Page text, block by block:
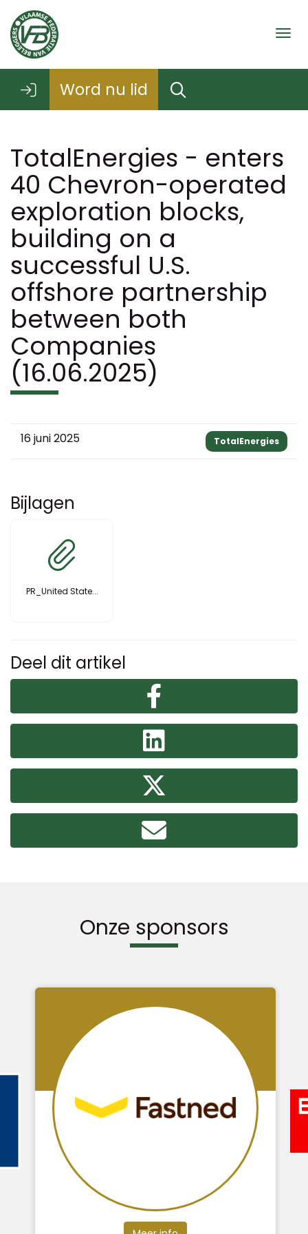
Word nu lid
TotalEnergies - enters
40 Chevron-operated
exploration blocks,
building on a
successful U.S.
offshore partnership
between both
Companies
(16.06.2025)
16 juni 2025 TotalEnergies
Bijlagen
PR_United State...
Deel dit artikel
Onze sponsors